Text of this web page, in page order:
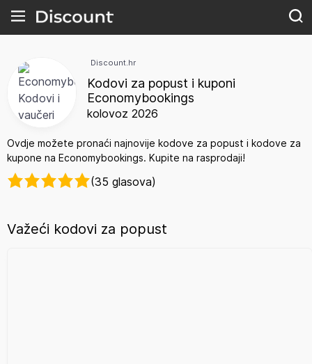
Discount.hr
Kodovi za popust i kuponi
Economybookings
kolovoz 2026
Ovdje možete pronaći najnovije kodove za popust i kodove za
kupone na Economybookings. Kupite na rasprodaji!
(35 glasova)
Važeći kodovi za popust